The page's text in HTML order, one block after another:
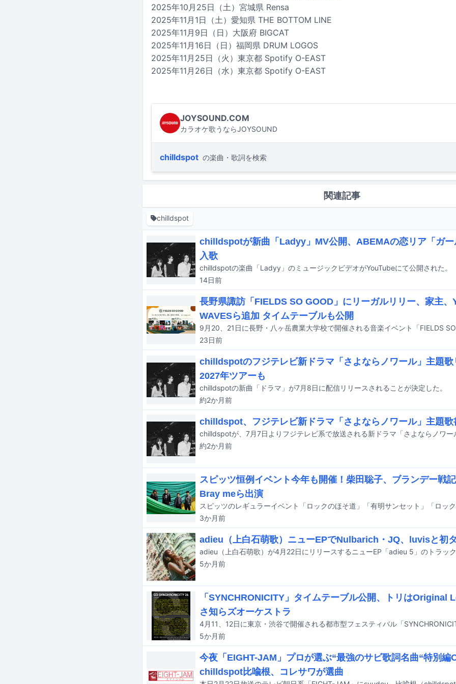
2025年10月25日（土）宮城県 Rensa
2025年11月1日（土）愛知県 THE BOTTOM LINE
2025年11月9日（日）大阪府 BIGCAT
2025年11月16日（日）福岡県 DRUM LOGOS
2025年11月25日（火）東京都 Spotify O-EAST
2025年11月26日（水）東京都 Spotify O-EAST
JOYSOUND.COM
カラオケ歌うならJOYSOUND
chilldspot の楽曲・歌詞を検索
関連記事
chilldspot
chilldspotが新曲「Ladyy」MV公開、ABEMAの恋リア「ガー
入歌
chilldspotの楽曲「Ladyy」のミュージックビデオがYouTubeにて公開された。
14日前
長野県諏訪「FIELDS SO GOOD」にリーガルリリー、家主、
WAVESら追加 タイムテーブルも公開
23日前
chilldspotのフジテレビ新ドラマ「さよならノワール」主題歌
2027年ツアーも
chilldspotの新曲「ドラマ」が7月8日に配信リリースされることが決定した。
約2か月前
chilldspot、フジテレビ新ドラマ「さよならノワール」主題歌
約2か月前
スピッツ恒例イベント今年も開催！柴田聡子、ブランデー戦
Bray meら出演
3か月前
adieu（上白石萌歌）ニューEPでNulbarich・JQ、luvisと初
5か月前
「SYNCHRONICITY」タイムテーブル公開、トリはOriginal
さ知らズオーケストラ
5か月前
今夜「EIGHT-JAM」プロが選ぶ“最強のサビ歌詞名曲“特別
chilldspot比喩根、コレサワが選曲